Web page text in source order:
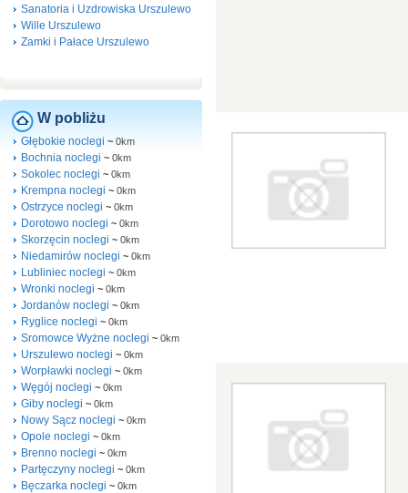
Sanatoria i Uzdrowiska Urszulewo
Wille Urszulewo
Zamki i Pałace Urszulewo
W pobliżu
Głębokie noclegi ~ 0km
Bochnia noclegi ~ 0km
Sokolec noclegi ~ 0km
Krempna noclegi ~ 0km
Ostrzyce noclegi ~ 0km
Dorotowo noclegi ~ 0km
Skorzęcin noclegi ~ 0km
Niedamirów noclegi ~ 0km
Lubliniec noclegi ~ 0km
Wronki noclegi ~ 0km
Jordanów noclegi ~ 0km
Ryglice noclegi ~ 0km
Sromowce Wyżne noclegi ~ 0km
Urszulewo noclegi ~ 0km
Worpławki noclegi ~ 0km
Węgój noclegi ~ 0km
Giby noclegi ~ 0km
Nowy Sącz noclegi ~ 0km
Opole noclegi ~ 0km
Brenno noclegi ~ 0km
Partęczyny noclegi ~ 0km
Bęczarka noclegi ~ 0km